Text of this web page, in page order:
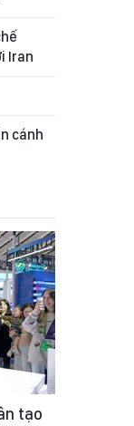
Iran
cánh
tạo